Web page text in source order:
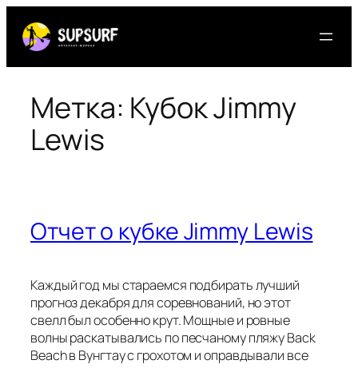
содержимому
Метка: Кубок Jimmy
Lewis
Отчет о кубке Jimmy Lewis
Каждый год мы стараемся подбирать лучший
прогноз декабря для соревнований, но этот
свелл был особенно крут. Мощные и ровные
волны раскатывались по песчаному пляжу Back
Beach в Вунгтау с грохотом и оправдывали все